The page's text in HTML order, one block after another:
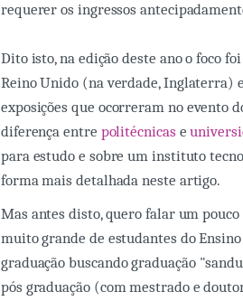
requerer os ingressos
Dito isto, na edição deste ano o foco
Reino Unido (na verdade, Inglaterra)
exposições que ocorreram no evento
diferença entre politécnicas e
para estudo e sobre um instituto
forma mais detalhada neste artigo.
Mas antes disto, quero falar um
muito grande de estudantes do
graduação buscando graduação
pós graduação (com mestrado e